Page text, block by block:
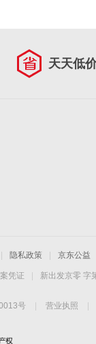
天天低
隐私政策 京东公益
凭证
新出发京零 字
号 营业执照